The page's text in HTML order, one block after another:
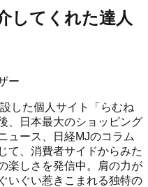
してくれた達人
ー
した個人サイト「らむね
、日本最大のショッピング
ュース、日経MJのコラム
て、消費者サイドからみた
楽しさを発信中。肩の力が
いぐい惹きこまれる独特の